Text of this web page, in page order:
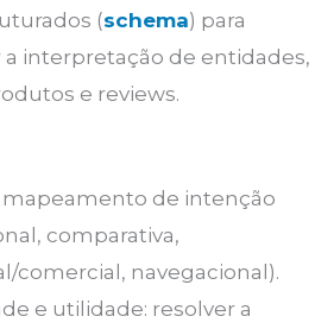
(schema) para
interpretação de entidades,
e reviews.
mapeamento de intenção
comparativa,
comercial, navegacional).
e utilidade: resolver a